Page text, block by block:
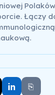
Łączy
in ⎘